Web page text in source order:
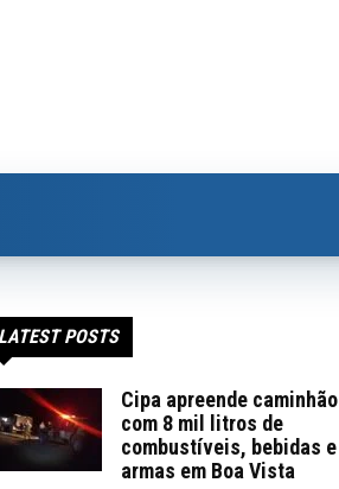
LATEST POSTS
Cipa apreende caminhão
com 8 mil litros de
combustíveis, bebidas e
armas em Boa Vista